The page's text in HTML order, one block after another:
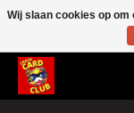
CRACH CARD CLUB ,
Wij slaan cookies op